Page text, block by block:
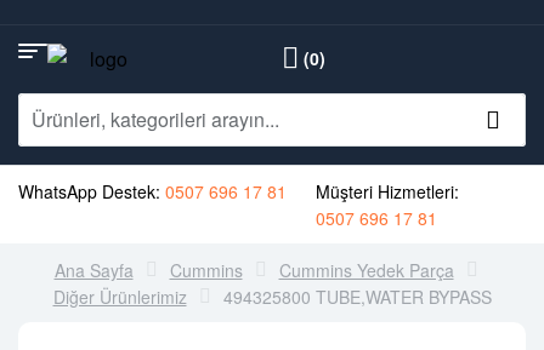
(0)
WhatsApp Destek: 0507 696 17 81
Müşteri Hizmetleri:
0507 696 17 81
Ana Sayfa Cummins
Cummins Yedek Parça
Diğer Ürünlerimiz
494325800 TUBE,WATER BYPASS